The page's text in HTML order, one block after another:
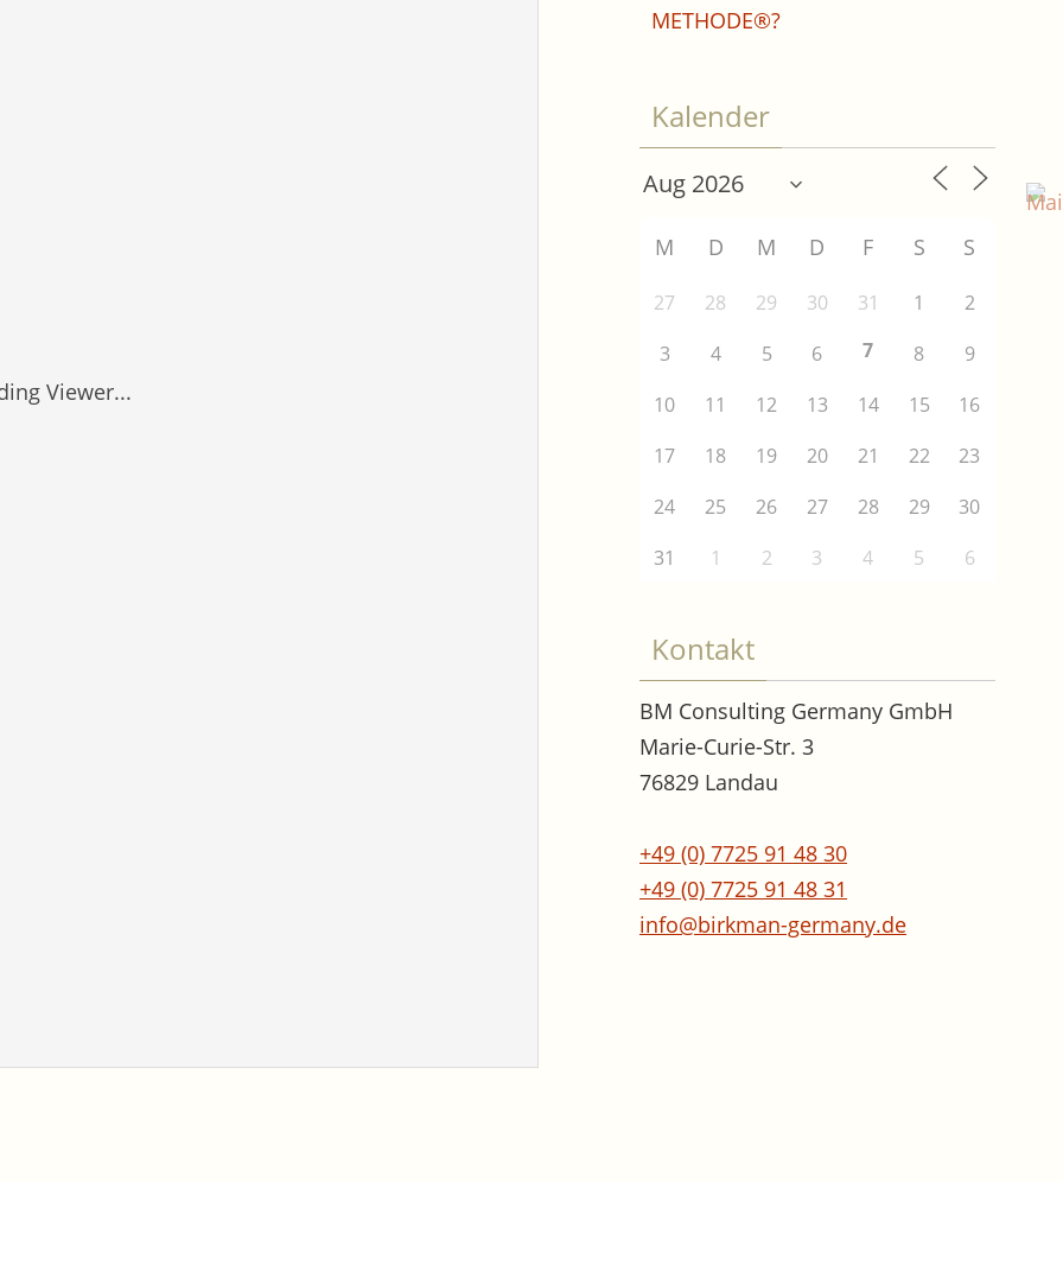
Viewer...
METHODE®?
Kalender
M D M D F S S
27 28 29 30 31 1
2
3
4 5 6 7 8
9
10
11 12 13 14 15
16
17
18 19 20 21 22
23
24
25 26 27 28 29
30
31
1 2 3 4 5 6
Kontakt
BM Consulting Germany GmbH
Marie-Curie-Str. 3
76829 Landau
+49 (0) 7725 91 48 30
+49 (0) 7725 91 48 31
info@birkman-germany.de